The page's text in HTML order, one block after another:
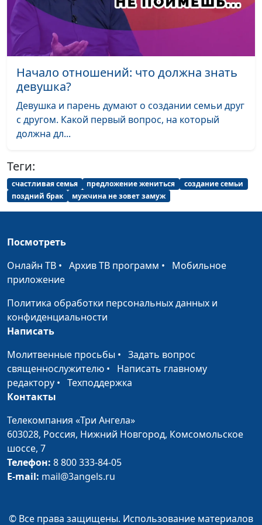
Трудные люди: ищем
общий язык
Юлия Синицына,
Александр Сахаров,
священнослужитель,
консультант по
семейным отношениям
#213
Умение выстраивать
личностные границы
Александр Сахаров,
священнослужитель,
Личные границы
Александр Сахаров,
священнослужитель,
как распознать и
избавиться?
Александр Сахаров,
семейным отношениям
Синдром спасителя:
разрушительное
Александр Сахаров,
священнослужитель,
Человек-
манипулятор: почему
я такой?
Александр Сахаров,
священнослужитель,
Начало отношений: что должна знать
девушка?
Девушка и парень думают о создании семьи друг
с другом. Какой первый вопрос, на который
должна дл...
Теги:
счастливая семья предложение жениться
создание семьи
поздний брак
мужчина не зовет замуж
Посмотреть
Онлайн ТВ • Архив ТВ программ • Мобильное
приложение
Политика обработки персональных данных и
конфиденциальности
Написать
Молитвенные просьбы • Задать вопрос
священнослужителю • Написать главному
редактору • Техподдержка
Контакты
Телекомпания «Три Ангела»
603028, Россия, Нижний Новгород, Комсомольское
шоссе, 7
Телефон: 8 800 333-84-05
E-mail: mail@3angels.ru
© Все права защищены. Использование материалов